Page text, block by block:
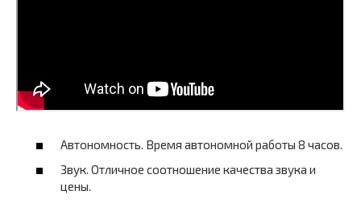
Автономность. Время автономной работы 8 часов.
Звук. Отличное соотношение качества звука и
цены.